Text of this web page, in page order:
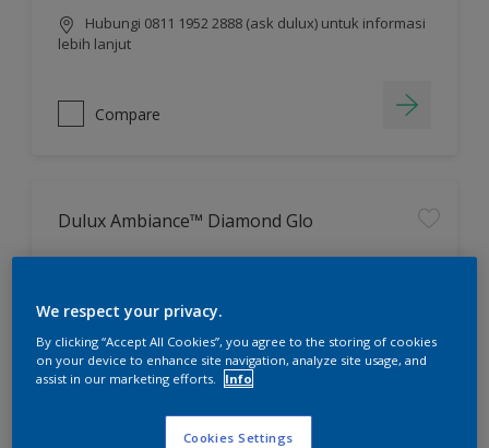
Hubungi 0811 1952 2888 (ask dulux) untuk informasi
lebih lanjut
Compare
Dulux Ambiance™ Diamond Glo
HIGH COVERAGE
Hubungi 0811 1952 2888 (ask dulux) untuk informasi
We respect your privacy.
By clicking “Accept All Cookies”, you agree to the storing of cookies
on your device to enhance site navigation, analyze site usage, and
assist in our marketing efforts.
Info
Cookies Settings